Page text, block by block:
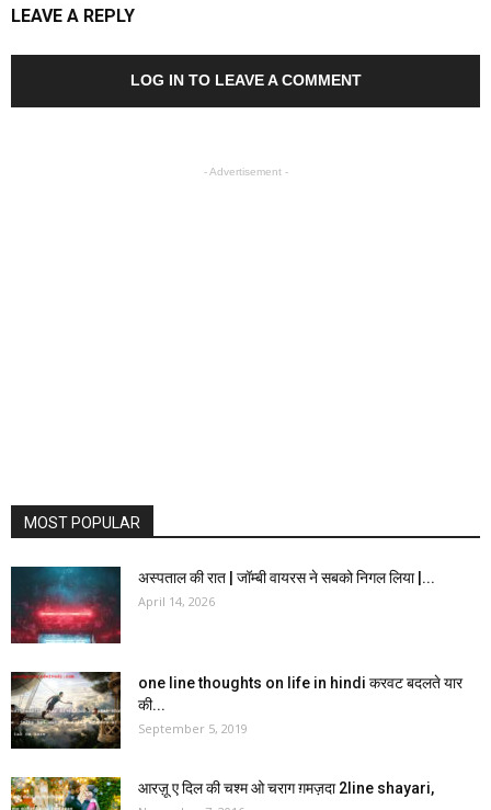
LEAVE A REPLY
LOG IN TO LEAVE A COMMENT
- Advertisement -
MOST POPULAR
अस्पताल की रात | जॉम्बी वायरस ने सबको निगल लिया |...
April 14, 2026
one line thoughts on life in hindi करवट बदलते यार
की...
September 5, 2019
आरज़ू ए दिल की चश्म ओ चराग ग़मज़दा 2line shayari,